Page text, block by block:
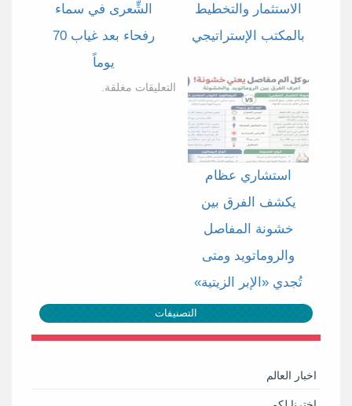
الاستثمار والتخطيط
بالمكتب الإستراتيجي
الشِّعرى في سماء
رفحاء بعد غياب 70
يوماً
استشاري عظام
يكشف الفرق بين
خشونة المفاصل
والروماتويد ومتى
تُجدي «الإبر الزيتية»
التعليقات مغلقة.
التصنيفات
اخبار العالم